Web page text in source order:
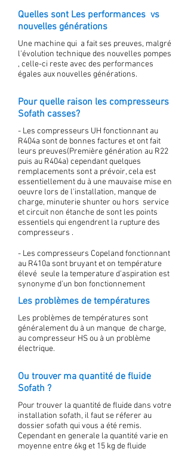
Quelles sont Les performances vs
nouvelles générations
Une machine qui a fait ses preuves, malgré
l'évolution technique des nouvelles pompes
, celle-ci reste avec des performances
égales aux nouvelles générations.
Pour quelle raison les compresseurs
Sofath casses?
- Les compresseurs UH fonctionnant au
R404a sont de bonnes factures et ont fait
leurs preuves(Première génération au R22
puis au R404a) cependant quelques
remplacements sont a prévoir, cela est
essentiellement du à une mauvaise mise en
oeuvre lors de l'installation, manque de
charge, minuterie shunter ou hors service
et circuit non étanche de sont les points
essentiels qui engendrent la rupture des
compresseurs .
- Les compresseurs Copeland fonctionnant
au R410a sont bruyant et on température
élevé seule la temperature d'aspiration est
synonyme d'un bon fonctionnement
Les problèmes de températures
Les problèmes de températures sont
généralement du à un manque de charge,
au compresseur HS ou à un problème
électrique.
Ou trouver ma quantité de fluide
Sofath ?
Pour trouver la quantité de fluide dans votre
installation sofath, il faut se réferer au
dossier sofath qui vous a été remis.
Cependant en generale la quantité varie en
moyenne entre 6kg et 15 kg de fluide